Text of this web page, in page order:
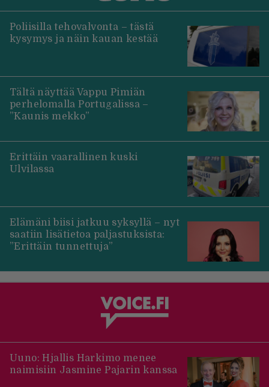
Poliisilla tehovalvonta – tästä
kysymys ja näin kauan kestää
Tältä näyttää Vappu Pimiän
perhelomalla Portugalissa –
”Kaunis mekko”
Erittäin vaarallinen kuski
Ulvilassa
Elämäni biisi jatkuu syksyllä – nyt
saatiin lisätietoa paljastuksista:
”Erittäin tunnettuja”
Uuno: Hjallis Harkimo menee
naimisiin Jasmine Pajarin kanssa